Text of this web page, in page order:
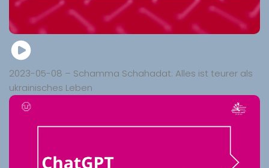
2023-05-08 – Schamma Schahadat: Alles ist teurer als
ukrainisches Leben